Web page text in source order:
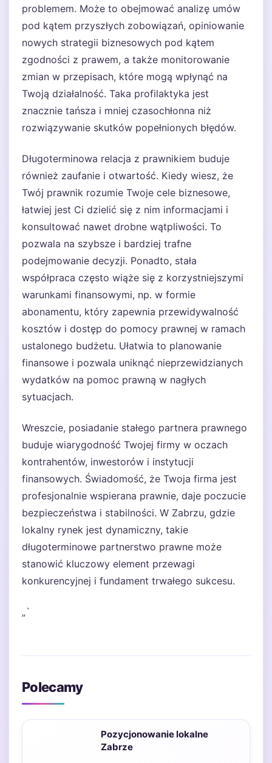
problemem. Może to obejmować analizę umów
pod kątem przyszłych zobowiązań, opiniowanie
nowych strategii biznesowych pod kątem
zgodności z prawem, a także monitorowanie
zmian w przepisach, które mogą wpłynąć na
Twoją działalność. Taka profilaktyka jest
znacznie tańsza i mniej czasochłonna niż
rozwiązywanie skutków popełnionych błędów.
Długoterminowa relacja z prawnikiem buduje
również zaufanie i otwartość. Kiedy wiesz, że
Twój prawnik rozumie Twoje cele biznesowe,
łatwiej jest Ci dzielić się z nim informacjami i
konsultować nawet drobne wątpliwości. To
pozwala na szybsze i bardziej trafne
podejmowanie decyzji. Ponadto, stała
współpraca często wiąże się z korzystniejszymi
warunkami finansowymi, np. w formie
abonamentu, który zapewnia przewidywalność
kosztów i dostęp do pomocy prawnej w ramach
ustalonego budżetu. Ułatwia to planowanie
finansowe i pozwala uniknąć nieprzewidzianych
wydatków na pomoc prawną w nagłych
sytuacjach.
Wreszcie, posiadanie stałego partnera prawnego
buduje wiarygodność Twojej firmy w oczach
kontrahentów, inwestorów i instytucji
finansowych. Świadomość, że Twoja firma jest
profesjonalnie wspierana prawnie, daje poczucie
bezpieczeństwa i stabilności. W Zabrzu, gdzie
lokalny rynek jest dynamiczny, takie
długoterminowe partnerstwo prawne może
stanowić kluczowy element przewagi
konkurencyjnej i fundament trwałego sukcesu.
„`
Polecamy
Pozycjonowanie lokalne
Zabrze